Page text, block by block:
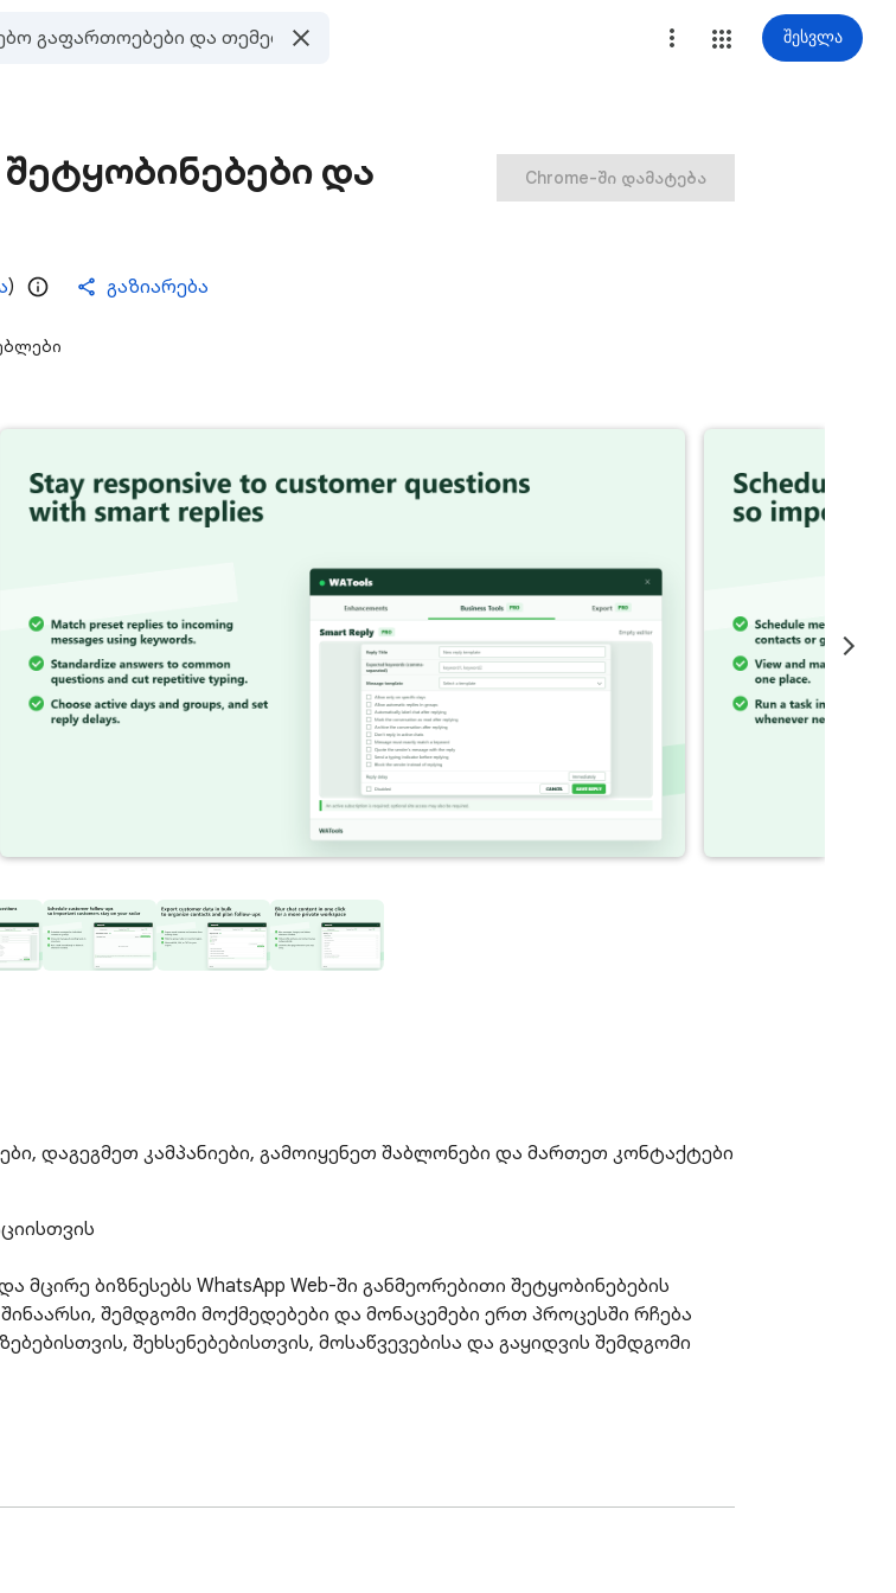
შესვლა
შეტყობინებები და
) გაზიარება
Chrome-ში დამატება
დაგეგმეთ კამპანიები, გამოიყენეთ შაბლონები და მართეთ კონტაქტები
მცირე ბიზნესებს WhatsApp Web-ში განმეორებითი შეტყობინებების
შემდგომი მოქმედებები და მონაცემები ერთ პროცესში რჩება
შეხსენებებისთვის, მოსაწვევებისა და გაყიდვის შემდგომი
ქვეყნები ან ყველა ხელმისაწვდომი კონტაქტი. თითოეულ შეტყობინებას